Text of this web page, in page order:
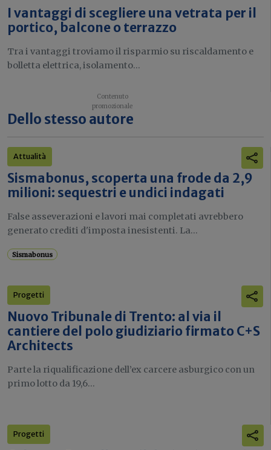
I vantaggi di scegliere una vetrata per il
portico, balcone o terrazzo
Tra i vantaggi troviamo il risparmio su riscaldamento e
bolletta elettrica, isolamento...
Dello stesso autore
Attualità
Sismabonus, scoperta una frode da 2,9
milioni: sequestri e undici indagati
False asseverazioni e lavori mai completati avrebbero
generato crediti d'imposta inesistenti. La...
Sismabonus
Progetti
Nuovo Tribunale di Trento: al via il
cantiere del polo giudiziario firmato C+S
Architects
Parte la riqualificazione dell’ex carcere asburgico con un
primo lotto da 19,6...
Progetti